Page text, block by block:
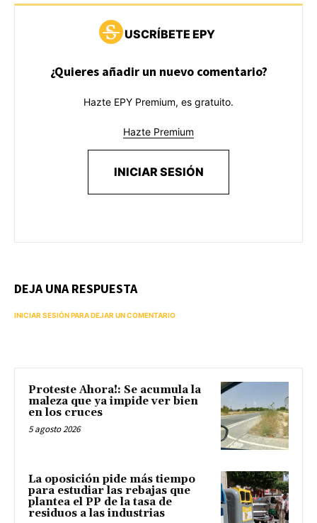
USCRÍBETE EPY
¿Quieres añadir un nuevo comentario?
Hazte EPY Premium, es gratuito.
Hazte Premium
INICIAR SESIÓN
DEJA UNA RESPUESTA
INICIAR SESIÓN PARA DEJAR UN COMENTARIO
Proteste Ahora!: Se acumula la
maleza que ya impide ver bien
en los cruces
5 agosto 2026
La oposición pide más tiempo
para estudiar las rebajas que
plantea el PP de la tasa de
residuos a las industrias